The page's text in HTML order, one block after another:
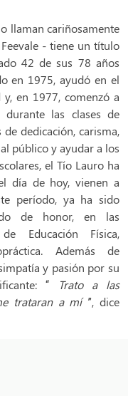
llaman cariñosamente
- tiene un título
42 de sus 78 años
en 1975, ayudó en el
en 1977, comenzó a
las clases de
dedicación, carisma,
público y ayudar a los
el Tío Lauro ha
día de hoy, vienen a
período, ya ha sido
de honor, en las
Educación Física,
Además de
y pasión por su
“ Trato a las
trataran a mí ”, dice